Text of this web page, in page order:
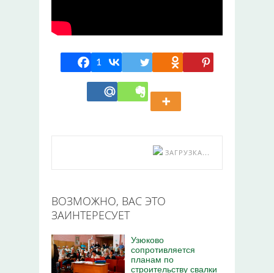
1
ЗАГРУЗКА...
ВОЗМОЖНО, ВАС ЭТО
ЗАИНТЕРЕСУЕТ
Узюково
сопротивляется
планам по
строительству свалки